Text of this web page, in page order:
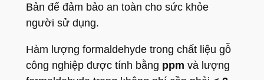
Bản để đảm bảo an toàn cho sức khỏe
người sử dụng.
Hàm lượng formaldehyde trong chất liệu gỗ
công nghiệp được tính bằng ppm và lượng